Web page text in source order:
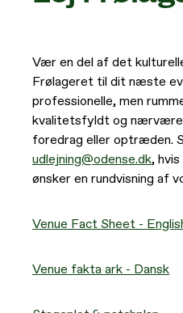
Specs
Vær en del af det
Frølageret til dit næste
professionelle, men
kvalitetsfyldt og
foredrag eller optræden.
udlejning@odense.dk,
ønsker en rundvisning af
Venue Fact Sheet -
Venue fakta ark - Dansk